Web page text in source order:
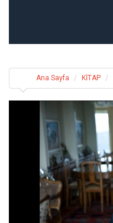
Ana Sayfa KİTAP